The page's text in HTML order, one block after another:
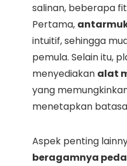
salinan, beberapa
Pertama,
intuitif, sehingga
pemula. Selain itu,
menyediakan alat
yang
menetapkan
Aspek penting
beragamnya